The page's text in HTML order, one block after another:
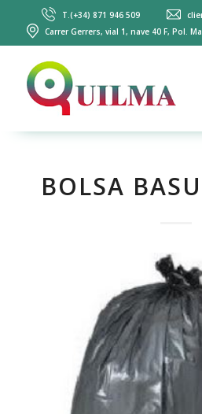
T.(+34) 871 946 509
Carrer Gerrers, vial 1, nave 40 F, Pol.
BOLSA